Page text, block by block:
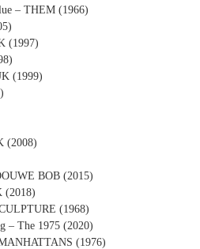
– THEM (1966)
(1997)
(1999)
(2008)
BOB (2015)
(2018)
(1968)
– The 1975 (2020)
(1976)